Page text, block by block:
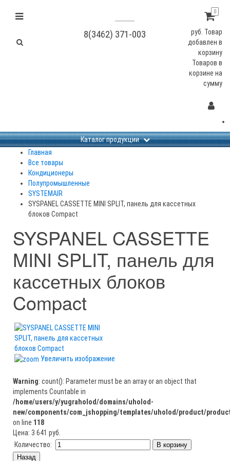
8(3462) 371-003
0
руб. Товар
добавлен в
корзину
Товаров в
корзине на
сумму
Каталог продукции
Главная
Все товары
Кондиционеры
Полупромышленные
SYSTEMAIR
SYSPANEL CASSETTE MINI SPLIT, панель для кассетных
блоков Compact
SYSPANEL CASSETTE
MINI SPLIT, панель для
кассетных блоков
Compact
Увеличить изображение
Warning: count(): Parameter must be an array or an object that
implements Countable in
/home/users/y/yugraholod/domains/uholod-
new/components/com_jshopping/templates/uholod/product/
on line 118
Цена: 3 641 руб.
Количество: